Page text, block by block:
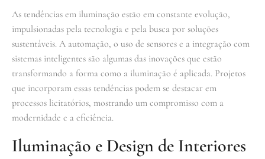
As tendências em iluminação estão em constante evolução,
impulsionadas pela tecnologia e pela busca por soluções
sustentáveis. A automação, o uso de sensores e a integração com
sistemas inteligentes são algumas das inovações que estão
transformando a forma como a iluminação é aplicada. Projetos
que incorporam essas tendências podem se destacar em
processos licitatórios, mostrando um compromisso com a
modernidade e a eficiência.
Iluminação e Design de Interiores